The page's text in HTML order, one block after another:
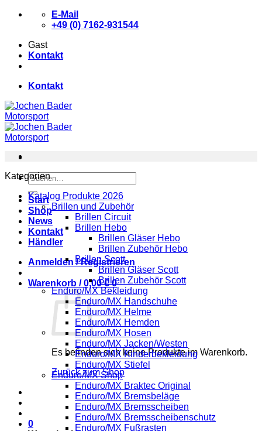
Zum
E-Mail
+49 (0) 7162-931544
Gast
Kontakt
Kontakt
Suchen
nach:
Start
Shop
News
Kontakt
Händler
Anmelden / Registrieren
Warenkorb /0,00€ 0
Es befinden sich keine Produkte im Warenkorb.
Zurück zum Shop
0
Kategorien
Katalog Produkte 2026
Brillen und Zubehör
Brillen Circuit
Brillen Hebo
Brillen Gläser Hebo
Brillen Zubehör Hebo
Brillen Scott
Brillen Gläser Scott
Brillen Zubehör Scott
Enduro/MX Bekleidung
Enduro/MX Handschuhe
Enduro/MX Helme
Enduro/MX Hemden
Enduro/MX Hosen
Enduro/MX Jacken/Westen
Enduro/MX Kinderbekleidung
Enduro/MX Stiefel
Enduro/MX Shop
Enduro/MX Braktec Original
Enduro/MX Bremsbeläge
Enduro/MX Bremsscheiben
Enduro/MX Bremsscheibenschutz
Enduro/MX Fußrasten